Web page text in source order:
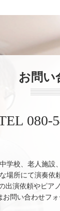
お問い
080-
学校、老人施設
場所にて演奏依
出演依頼やピア
お問い合わせフ